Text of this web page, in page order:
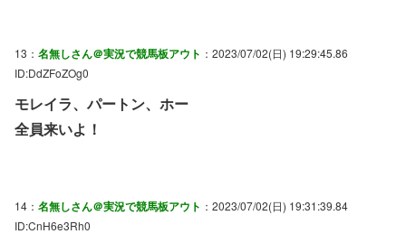
13： 名無しさん＠実況で競馬板アウト ：2023/07/02(日) 19:29:45.86
ID:DdZFoZOg0
モレイラ、パートン、ホー
全員来いよ！
14： 名無しさん＠実況で競馬板アウト ：2023/07/02(日) 19:31:39.84
ID:CnH6e3Rh0